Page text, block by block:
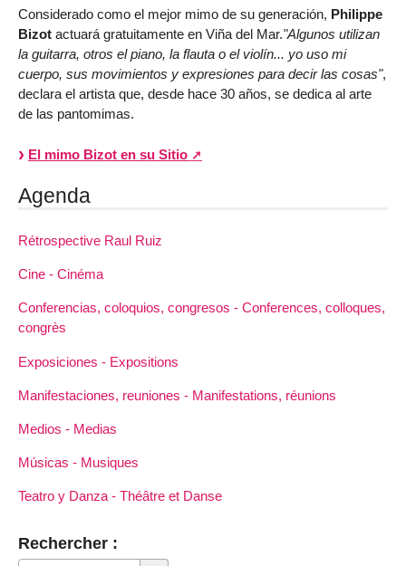
Considerado como el mejor mimo de su generación, Philippe
Bizot actuará gratuitamente en Viña del Mar."Algunos utilizan
la guitarra, otros el piano, la flauta o el violín... yo uso mi
cuerpo, sus movimientos y expresiones para decir las cosas",
declara el artista que, desde hace 30 años, se dedica al arte
de las pantomimas.
El mimo Bizot en su Sitio
Agenda
Rétrospective Raul Ruiz
Cine - Cinéma
Conferencias, coloquios, congresos - Conferences, colloques,
congrès
Exposiciones - Expositions
Manifestaciones, reuniones - Manifestations, réunions
Medios - Medias
Músicas - Musiques
Teatro y Danza - Théâtre et Danse
Rechercher :